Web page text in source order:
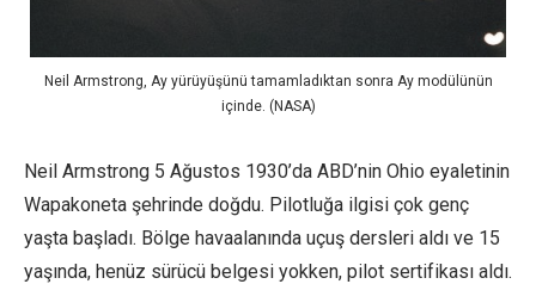
Neil Armstrong, Ay yürüyüşünü tamamladıktan sonra Ay modülünün
içinde. (NASA)
Neil Armstrong 5 Ağustos 1930’da ABD’nin Ohio eyaletinin
Wapakoneta şehrinde doğdu. Pilotluğa ilgisi çok genç
yaşta başladı. Bölge havaalanında uçuş dersleri aldı ve 15
yaşında, henüz sürücü belgesi yokken, pilot sertifikası aldı.